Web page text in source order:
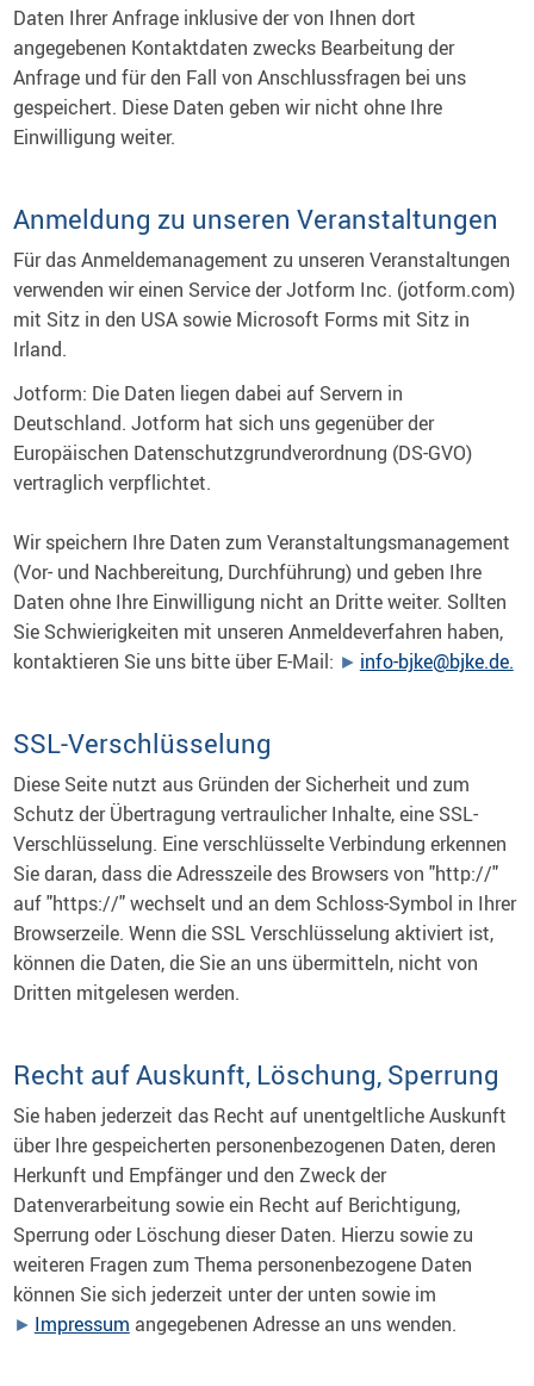
Daten Ihrer Anfrage inklusive der von Ihnen dort
angegebenen Kontaktdaten zwecks Bearbeitung der
Anfrage und für den Fall von Anschlussfragen bei uns
gespeichert. Diese Daten geben wir nicht ohne Ihre
Einwilligung weiter.
Anmeldung zu unseren Veranstaltungen
Für das Anmeldemanagement zu unseren Veranstaltungen
verwenden wir einen Service der Jotform Inc. (jotform.com)
mit Sitz in den USA sowie Microsoft Forms mit Sitz in
Irland.
Jotform: Die Daten liegen dabei auf Servern in
Deutschland. Jotform hat sich uns gegenüber der
Europäischen Datenschutzgrundverordnung (DS-GVO)
vertraglich verpflichtet.
Wir speichern Ihre Daten zum Veranstaltungsmanagement
(Vor- und Nachbereitung, Durchführung) und geben Ihre
Daten ohne Ihre Einwilligung nicht an Dritte weiter. Sollten
Sie Schwierigkeiten mit unseren Anmeldeverfahren haben,
kontaktieren Sie uns bitte über E-Mail:
info-bjke@bjke.de.
SSL-Verschlüsselung
Diese Seite nutzt aus Gründen der Sicherheit und zum
Schutz der Übertragung vertraulicher Inhalte, eine SSL-
Verschlüsselung. Eine verschlüsselte Verbindung erkennen
Sie daran, dass die Adresszeile des Browsers von "http://"
auf "https://" wechselt und an dem Schloss-Symbol in Ihrer
Browserzeile. Wenn die SSL Verschlüsselung aktiviert ist,
können die Daten, die Sie an uns übermitteln, nicht von
Dritten mitgelesen werden.
Recht auf Auskunft, Löschung, Sperrung
Sie haben jederzeit das Recht auf unentgeltliche Auskunft
über Ihre gespeicherten personenbezogenen Daten, deren
Herkunft und Empfänger und den Zweck der
Datenverarbeitung sowie ein Recht auf Berichtigung,
Sperrung oder Löschung dieser Daten. Hierzu sowie zu
weiteren Fragen zum Thema personenbezogene Daten
können Sie sich jederzeit unter der unten sowie im
Impressum angegebenen Adresse an uns wenden.